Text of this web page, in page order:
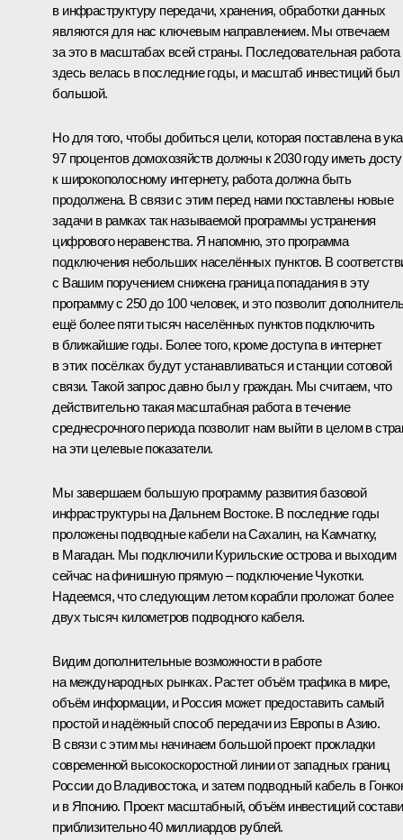
в инфраструктуру передачи, хранения, обработки данных
являются для нас ключевым направлением. Мы отвечаем
за это в масштабах всей страны. Последовательная работа
здесь велась в последние годы, и масштаб инвестиций был
большой.
Но для того, чтобы добиться цели, которая поставлена в
97 процентов домохозяйств должны к 2030 году иметь
к широкополосному интернету, работа должна быть
продолжена. В связи с этим перед нами поставлены новые
задачи в рамках так называемой программы устранения
цифрового неравенства. Я напомню, это программа
подключения небольших населённых пунктов. В
с Вашим поручением снижена граница попадания в эту
программу с 250 до 100 человек, и это позволит
ещё более пяти тысяч населённых пунктов подключить
в ближайшие годы. Более того, кроме доступа в интернет
в этих посёлках будут устанавливаться и станции сотовой
связи. Такой запрос давно был у граждан. Мы считаем, что
действительно такая масштабная работа в течение
среднесрочного периода позволит нам выйти в целом в
на эти целевые показатели.
Мы завершаем большую программу развития базовой
инфраструктуры на Дальнем Востоке. В последние годы
проложены подводные кабели на Сахалин, на Камчатку,
в Магадан. Мы подключили Курильские острова и выходим
сейчас на финишную прямую – подключение Чукотки.
Надеемся, что следующим летом корабли проложат более
двух тысяч километров подводного кабеля.
Видим дополнительные возможности в работе
на международных рынках. Растет объём трафика в мире,
объём информации, и Россия может предоставить самый
простой и надёжный способ передачи из Европы в Азию.
В связи с этим мы начинаем большой проект прокладки
современной высокоскоростной линии от западных границ
России до Владивостока, и затем подводный кабель в
и в Японию. Проект масштабный, объём инвестиций
приблизительно 40 миллиардов рублей.